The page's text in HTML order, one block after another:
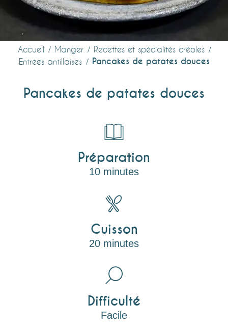
Accueil Manger
Recettes et spécialités créoles
Entrées antillaises
Pancakes de patates douces
Pancakes de patates douces
Préparation
10 minutes
Cuisson
20 minutes
Difficulté
Facile